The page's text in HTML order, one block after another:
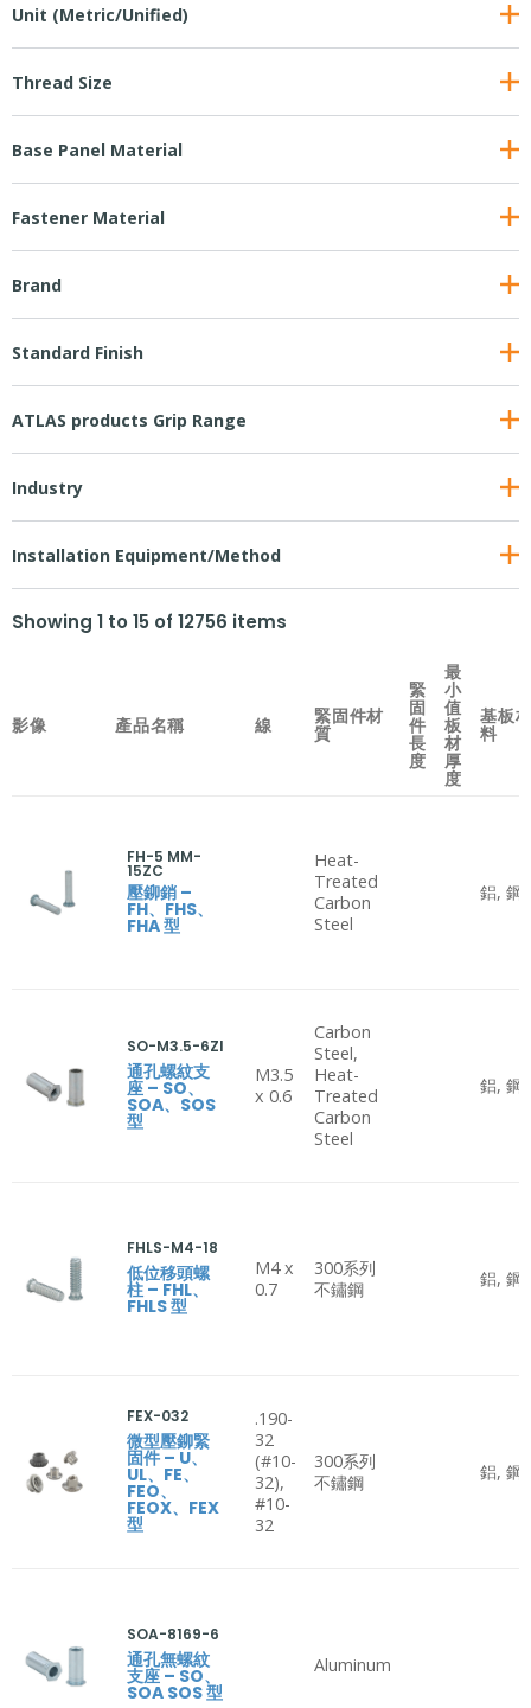
Unit (Metric/Unified)
Thread Size
Base Panel Material
Fastener Material
Brand
Standard Finish
ATLAS products Grip Range
Industry
Installation Equipment/Method
Showing 1 to 15 of 12756 items
影像 產品名稱 線 緊固件材
質
緊
固
件
長
度
最
小
值
板
材
厚
度
基板
料
FH-5 MM-
15ZC
壓鉚銷 –
FH、FHS、
FHA 型
Heat-
Treated
Carbon
Steel
鋁, 鋼
SO-M3.5-6ZI
通孔螺紋支
座 – SO、
SOA、SOS
型
M3.5
x 0.6
Carbon
Steel,
Heat-
Treated
Carbon
Steel
鋁, 鋼
FHLS-M4-18
低位移頭螺
柱 – FHL、
FHLS 型
M4 x
0.7
300系列
不鏽鋼
鋁, 鋼
FEX-032
微型壓鉚緊
固件 – U、
UL、FE、
FEO、
FEOX、FEX
型
.190-
32
(#10-
32),
#10-
32
300系列
不鏽鋼
鋁, 鋼
SOA-8169-6
通孔無螺紋
支座 – SO、
SOA SOS 型
Aluminum